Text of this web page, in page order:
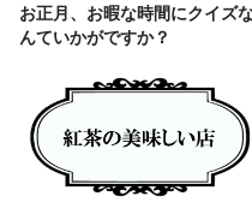
お正月、お暇な時間にクイズ
んていかがですか？